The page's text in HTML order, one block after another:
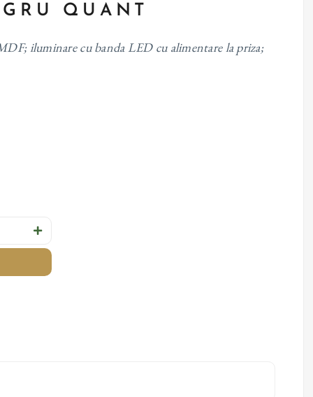
QUANT
iluminare cu banda LED cu alimentare la priza;